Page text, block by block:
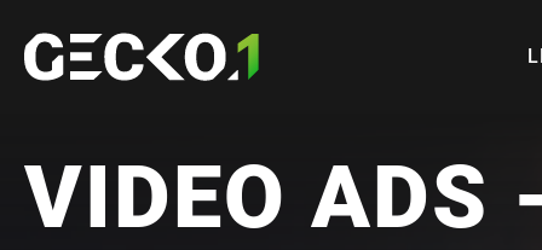
VIDEO ADS